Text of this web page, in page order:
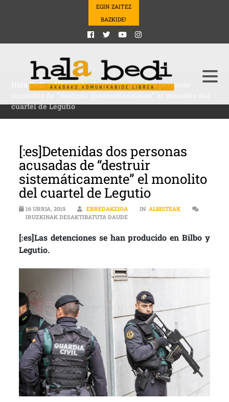
EGIN ZAITEZ
BAZKIDE!
Hala Bedi>Albisteak>[:es]Detenidas dos personas
cuartel de Legutio
[:es]Detenidas dos personas
acusadas de “destruir
sistemáticamente” el monolito
del cuartel de Legutio
16 URRIA, 2019 ERREDAKZIOA IN ALBISTEAK
IRUZKINAK DESAKTIBATUTA DAUDE[:ES]DETENIDAS DOS PERSONAS
[:es]Las detenciones se han producido en Bilbo y
Legutio.